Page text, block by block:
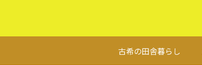
古希の田舎暮らし